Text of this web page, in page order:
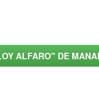
ALFARO" DE